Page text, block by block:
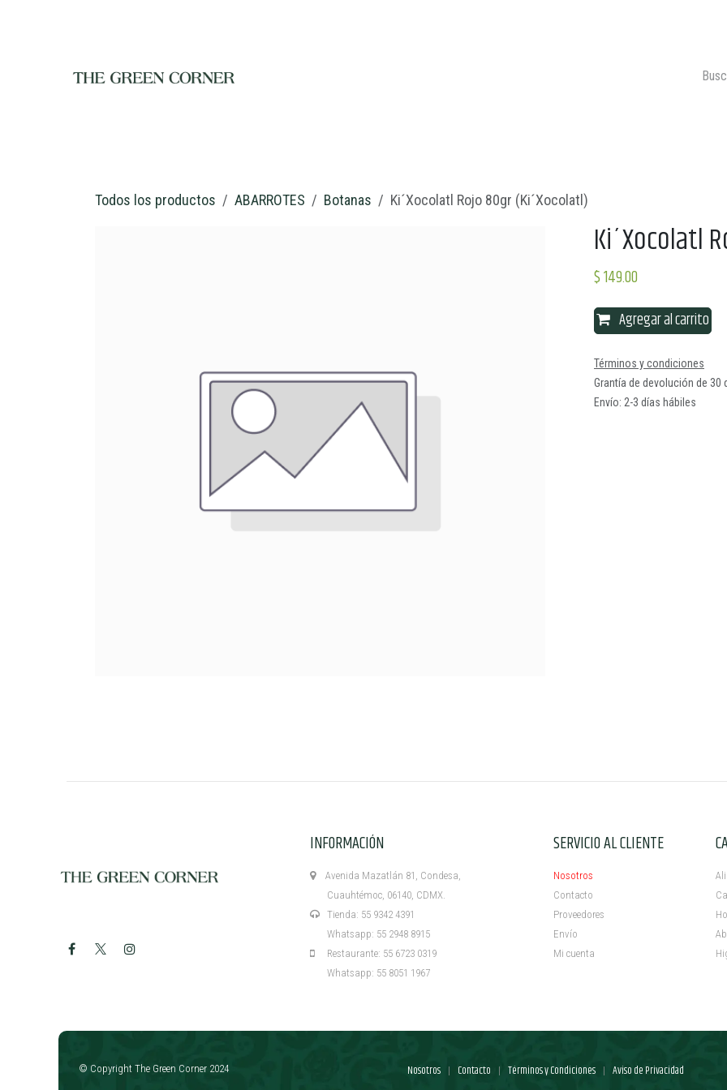
Todos los productos ABARROTES Botanas Ki´Xocolatl Rojo 80gr (Ki´Xocolatl)
Ki´Xocolatl
$149.00
Agregar al carrito
Términos y condiciones
Grantía de devolución de 30
Envío: 2-3 días hábiles
INFORMACIÓN
Avenida Mazatlán 81, Condesa,
Cuauhtémoc, 06140, CDMX.
Tienda: 55 9342 4391
Whatsapp: 55 2948 8915
Restaurante: 55 6723 0319
Whatsapp: 55 8051 1967
SERVICIO AL CLIENTE
Nosotros
Contacto
Proveedores
Envío
Mi cuenta ​
Nosotros | Contacto | Términos y Condiciones | Aviso de Privacidad
© Copyright The Green Corner 2024